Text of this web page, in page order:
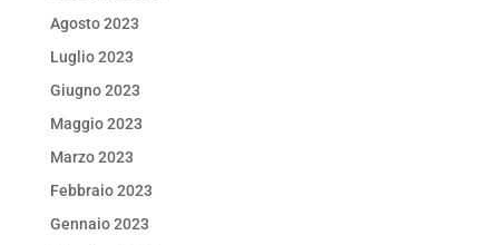
Agosto 2023
Luglio 2023
Giugno 2023
Maggio 2023
Marzo 2023
Febbraio 2023
Gennaio 2023